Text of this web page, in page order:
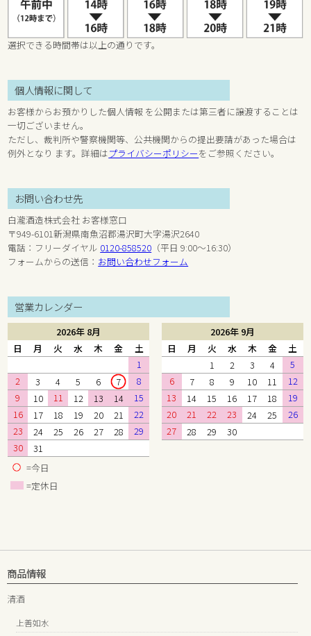
選択できる時間帯は以上の通りです。
個人情報に関して
お客様からお預かりした個人情報 を公開または第三者に譲渡することは
一切ございません。
ただし、裁判所や警察機関等、公共機関からの提出要請があった場合は
例外となり ます。詳細はプライバシーポリシーをご参照ください。
お問い合わせ先
白瀧酒造株式会社 お客様窓口
〒949-6101新潟県南魚沼郡湯沢町大字湯沢2640
電話：フリーダイヤル 0120-858520 （平日 9:00～16:30）
フォームからの送信： お問い合わせフォーム
営業カレンダー
2026年 8月
日
月 火 水 木 金
土
1
2
3 4 5 6 7
8
9
10 11 12 13 14
15
16
17 18 19 20 21
22
23
24 25 26 27 28
29
30
31
2026年 9月
日
月 火 水 木 金
土
1
2 3 4
5
6
7 8 9 10 11
12
13
14 15 16 17 18
19
20
21 22 23 24 25
26
27
28 29 30
=今日
=定休日
商品情報
清酒
上善如水